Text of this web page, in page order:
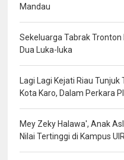
Mandau
Sekeluarga Tabrak Tronton
Dua Luka-luka
Lagi Lagi Kejati Riau
Kota Karo, Dalam Perkara
Mey Zeky Halawa', Anak
Nilai Tertinggi di Kampus